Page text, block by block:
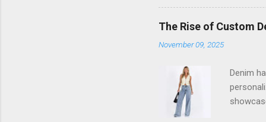
start
The Rise of Custom
November 09, 2025
Denim